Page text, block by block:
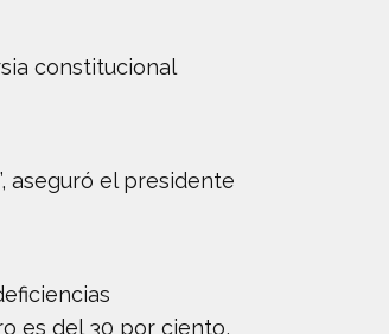
constitucional
aseguró el presidente
es del 30 por ciento,